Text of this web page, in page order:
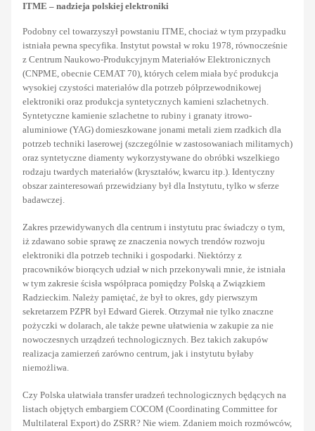
ITME – nadzieja polskiej elektroniki
Podobny cel towarzyszył powstaniu ITME, chociaż w tym przypadku
istniała pewna specyfika. Instytut powstał w roku 1978, równocześnie
z Centrum Naukowo-Produkcyjnym Materiałów Elektronicznych
(CNPME, obecnie CEMAT 70), których celem miała być produkcja
wysokiej czystości materiałów dla potrzeb półprzewodnikowej
elektroniki oraz produkcja syntetycznych kamieni szlachetnych.
Syntetyczne kamienie szlachetne to rubiny i granaty itrowo-
aluminiowe (YAG) domieszkowane jonami metali ziem rzadkich dla
potrzeb techniki laserowej (szczególnie w zastosowaniach militarnych)
oraz syntetyczne diamenty wykorzystywane do obróbki wszelkiego
rodzaju twardych materiałów (kryształów, kwarcu itp.). Identyczny
obszar zainteresowań przewidziany był dla Instytutu, tylko w sferze
badawczej.
Zakres przewidywanych dla centrum i instytutu prac świadczy o tym,
iż zdawano sobie sprawę ze znaczenia nowych trendów rozwoju
elektroniki dla potrzeb techniki i gospodarki. Niektórzy z
pracowników biorących udział w nich przekonywali mnie, że istniała
w tym zakresie ścisła współpraca pomiędzy Polską a Związkiem
Radzieckim. Należy pamiętać, że był to okres, gdy pierwszym
sekretarzem PZPR był Edward Gierek. Otrzymał nie tylko znaczne
pożyczki w dolarach, ale także pewne ułatwienia w zakupie za nie
nowoczesnych urządzeń technologicznych. Bez takich zakupów
realizacja zamierzeń zarówno centrum, jak i instytutu byłaby
niemożliwa.
Czy Polska ułatwiała transfer uradzeń technologicznych będących na
listach objętych embargiem COCOM (Coordinating Committee for
Multilateral Export) do ZSRR? Nie wiem. Zdaniem moich rozmówców,